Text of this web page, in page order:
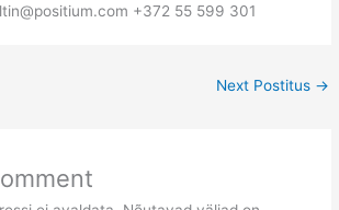
+372 55 599 301
Next Postitus →